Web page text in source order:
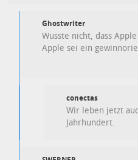
Ghostwriter
Wusste nicht, dass
Apple sei ein
conectas
Wir leben jetzt
Jahrhundert.